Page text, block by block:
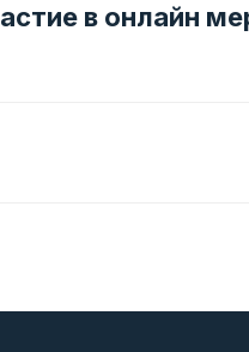
в онлайн